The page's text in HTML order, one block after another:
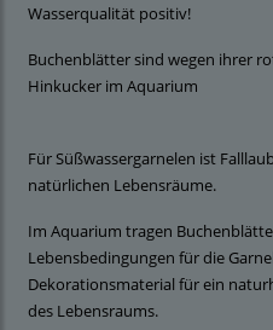
Wasserqualität positiv!
Buchenblätter sind wegen ihrer
Hinkucker im Aquarium
Für Süßwassergarnelen ist
natürlichen Lebensräume.
Im Aquarium tragen
Lebensbedingungen für die
Dekorationsmaterial für ein
des Lebensraums.